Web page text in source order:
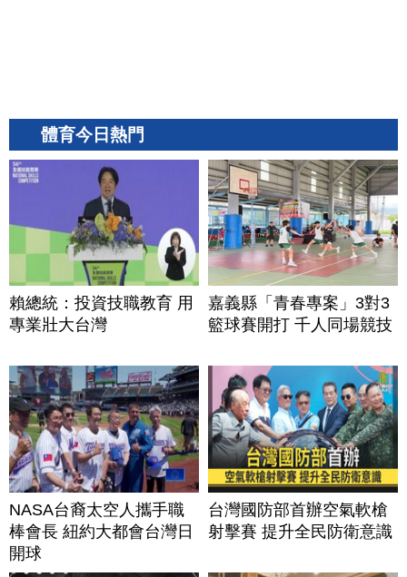
體育今日熱門
賴總統：投資技職教育 用
專業壯大台灣
嘉義縣「青春專案」3對3
籃球賽開打 千人同場競技
NASA台裔太空人攜手職
棒會長 紐約大都會台灣日
開球
台灣國防部首辦空氣軟槍
射擊賽 提升全民防衛意識